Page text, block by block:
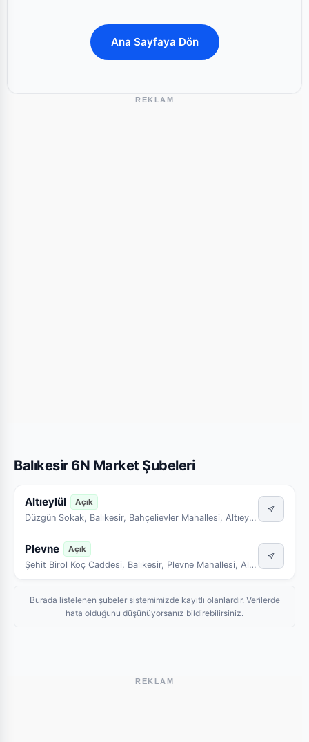
Ana Sayfaya Dön
REKLAM
Balıkesir 6N Market Şubeleri
Altıeylül Açık
Düzgün Sokak, Balıkesir, Bahçelievler Mahallesi, Altıeylül, Balıkesir, Marmara Bölgesi, 10050, Türkiye
Plevne Açık
Şehit Birol Koç Caddesi, Balıkesir, Plevne Mahallesi, Altıeylül, Balıkesir, Marmara Bölgesi, 10100, Türkiye
Burada listelenen şubeler sistemimizde kayıtlı olanlardır. Verilerde
hata olduğunu düşünüyorsanız bildirebilirsiniz.
REKLAM